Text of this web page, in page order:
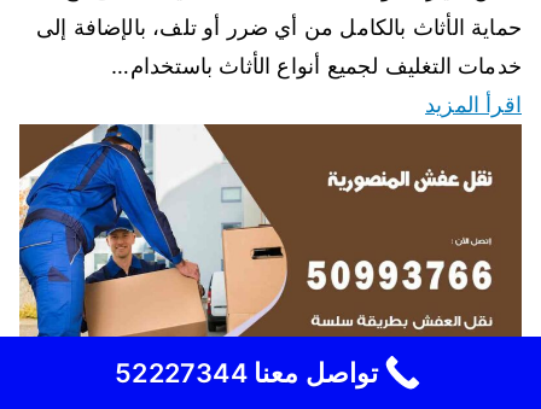
حماية الأثاث بالكامل من أي ضرر أو تلف، بالإضافة إلى
خدمات التغليف لجميع أنواع الأثاث باستخدام…
اقرأ المزيد
تواصل معنا 52227344